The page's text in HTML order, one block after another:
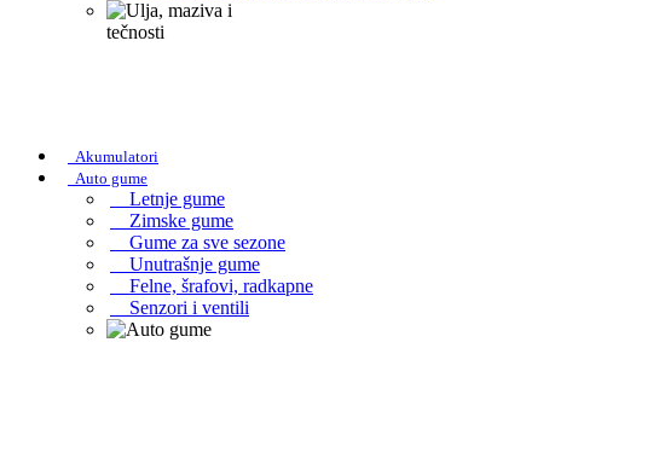
Akumulatori
Auto gume
Letnje gume
Zimske gume
Gume za sve sezone
Unutrašnje gume
Felne, šrafovi, radkapne
Senzori i ventili